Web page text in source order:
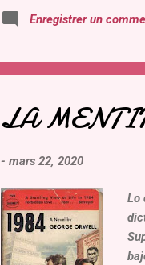
marzo de 2020, la CPI
causa las FFAA
Enregistrer un
LA
- mars 22, 2020
Lo